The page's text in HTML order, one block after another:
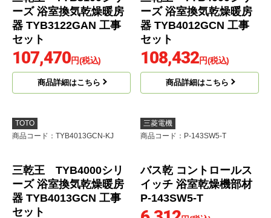
商品詳細はこちら 商品詳細はこちら
TOTO
商品コード
：TYB3122GAN-KJ
ーズ 浴室換気乾燥暖房
器 TYB3122GAN 工事
セット
107,470円(税込)
商品詳細はこちら
TOTO
商品コード
：TYB4012GCN-KJ
ーズ 浴室換気乾燥暖房
器 TYB4012GCN 工事
セット
108,432 円(税込)
商品詳細はこちら